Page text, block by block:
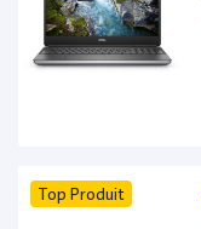
Top Produit